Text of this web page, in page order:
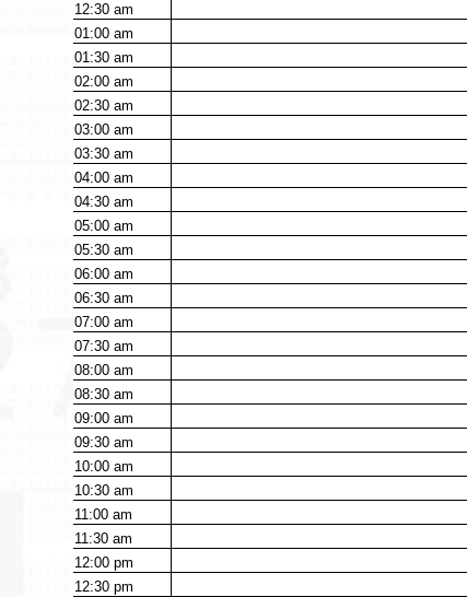
12:30am
01:00am
01:30am
02:00am
02:30am
03:00am
03:30am
04:00am
04:30am
05:00am
05:30am
06:00am
06:30am
07:00am
07:30am
08:00am
08:30am
09:00am
09:30am
10:00am
10:30am
11:00am
11:30am
12:00pm
12:30pm